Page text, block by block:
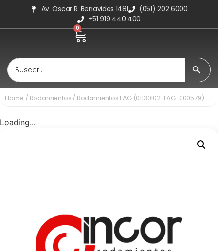
Av. Oscar R. Benavides 1481
(051) 202 6000
+51 919 440 400
0
Home / Rodamientos / Rodamientos FAG (01130102-FAG-000579)
Loading...